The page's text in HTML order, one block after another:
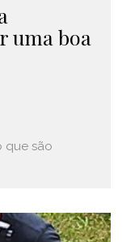
uma boa
que são